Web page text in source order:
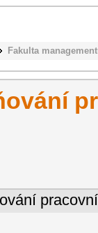
Fakulta